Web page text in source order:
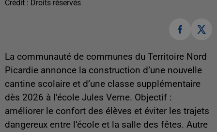
Crédit : Droits réservés
La communauté de communes du Territoire Nord
Picardie annonce la construction d’une nouvelle
cantine scolaire et d’une classe supplémentaire
dès 2026 à l’école Jules Verne. Objectif :
améliorer le confort des élèves et éviter les trajets
dangereux entre l’école et la salle des fêtes. Autre